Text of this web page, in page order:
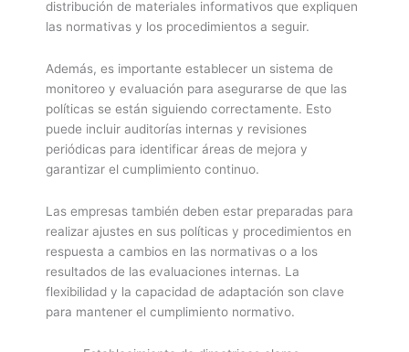
distribución de materiales informativos que expliquen
las normativas y los procedimientos a seguir.
Además, es importante establecer un sistema de
monitoreo y evaluación para asegurarse de que las
políticas se están siguiendo correctamente. Esto
puede incluir auditorías internas y revisiones
periódicas para identificar áreas de mejora y
garantizar el cumplimiento continuo.
Las empresas también deben estar preparadas para
realizar ajustes en sus políticas y procedimientos en
respuesta a cambios en las normativas o a los
resultados de las evaluaciones internas. La
flexibilidad y la capacidad de adaptación son clave
para mantener el cumplimiento normativo.